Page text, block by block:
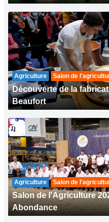
Agriculture Salon de
Découverte de la
Beaufort
Agriculture Salon de
Salon de l'Agriculture
Abondance